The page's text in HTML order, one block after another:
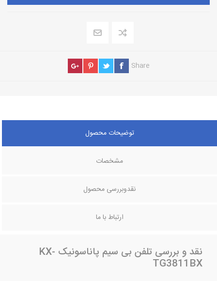
Share
توضیحات محصول
مشخصات
نقدوبررسی محصول
ارتباط با ما
نقد و بررسی تلفن بی سیم پاناسونیک KX-
TG3811BX